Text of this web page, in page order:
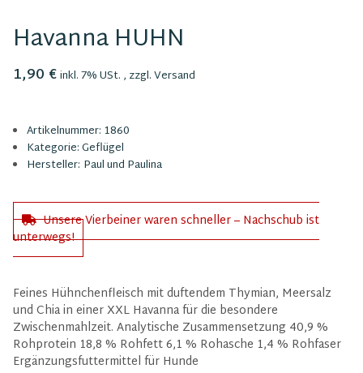
Havanna HUHN
1,90 €inkl. 7% USt. , zzgl.Versand
Artikelnummer: 1860
Kategorie:Geflügel
Hersteller: Paul und Paulina
Unsere Vierbeiner waren schneller – Nachschub ist
unterwegs!
Feines Hühnchenfleisch mit duftendem Thymian, Meersalz
und Chia in einer XXL Havanna für die besondere
Zwischenmahlzeit. Analytische Zusammensetzung 40,9 %
Rohprotein 18,8 % Rohfett 6,1 % Rohasche 1,4 % Rohfaser
Ergänzungsfuttermittel für Hunde